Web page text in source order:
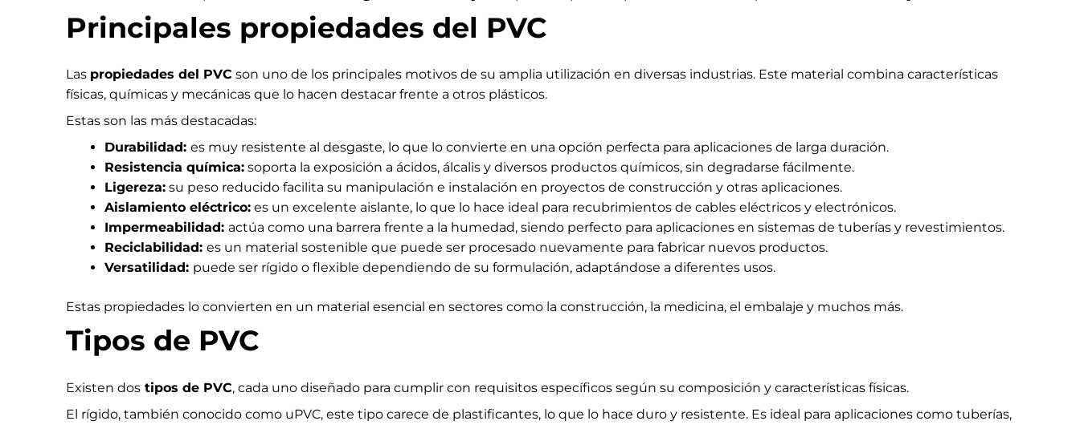
Principales propiedades del PVC
Las propiedades del PVC son uno de los principales motivos de su amplia utilización en diversas industrias. Este material combina características
físicas, químicas y mecánicas que lo hacen destacar frente a otros plásticos.
Estas son las más destacadas:
Durabilidad: es muy resistente al desgaste, lo que lo convierte en una opción perfecta para aplicaciones de larga duración.
Resistencia química: soporta la exposición a ácidos, álcalis y diversos productos químicos, sin degradarse fácilmente.
Ligereza: su peso reducido facilita su manipulación e instalación en proyectos de construcción y otras aplicaciones.
Aislamiento eléctrico: es un excelente aislante, lo que lo hace ideal para recubrimientos de cables eléctricos y electrónicos.
Impermeabilidad: actúa como una barrera frente a la humedad, siendo perfecto para aplicaciones en sistemas de tuberías y revestimientos.
Reciclabilidad: es un material sostenible que puede ser procesado nuevamente para fabricar nuevos productos.
Versatilidad: puede ser rígido o flexible dependiendo de su formulación, adaptándose a diferentes usos.
Estas propiedades lo convierten en un material esencial en sectores como la construcción, la medicina, el embalaje y muchos más.
Tipos de PVC
Existen dos tipos de PVC, cada uno diseñado para cumplir con requisitos específicos según su composición y características físicas.
El rígido, también conocido como uPVC, este tipo carece de plastificantes, lo que lo hace duro y resistente. Es ideal para aplicaciones como tuberías,